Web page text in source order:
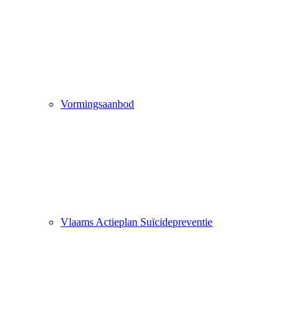
Vormingsaanbod
Vlaams Actieplan Suïcidepreventie